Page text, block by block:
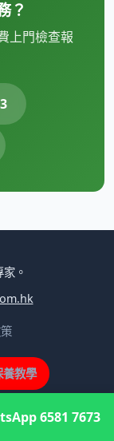
？
上門檢查報
。
養教學
6581 7673